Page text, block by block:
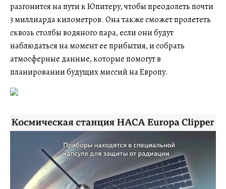
разгонится на пути к Юпитеру, чтобы преодолеть почти
3 миллиарда километров. Она также сможет пролететь
сквозь столбы водяного пара, если они будут
наблюдаться на момент ее прибытия, и собрать
атмосферные данные, которые помогут в
планировании будущих миссий на Европу.